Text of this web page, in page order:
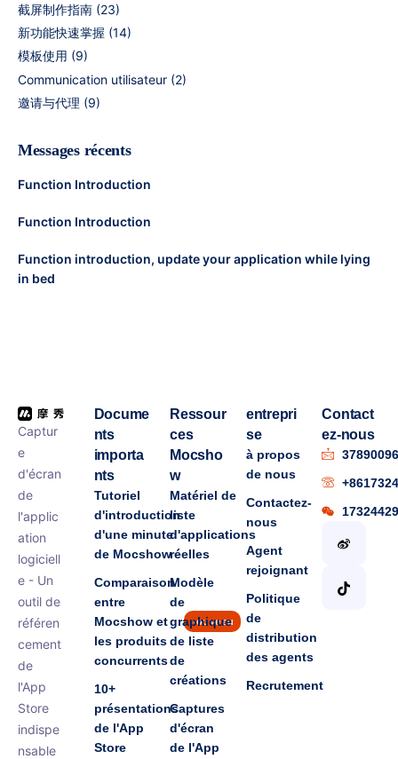
截屏制作指南 (23)
新功能快速掌握 (14)
模板使用 (9)
Communication utilisateur (2)
邀请与代理 (9)
Messages récents
Function Introduction
Function Introduction
Function introduction, update your application while lying
in bed
Captur
e
d'écran
de
l'applic
ation
logiciell
e - Un
outil de
référen
cement
de
l'App
Store
indispe
nsable
Docume
nts
importa
nts
Tutoriel
d'introduction
d'une minute
de Mocshow
Comparaison
entre
Mocshow et
les produits
concurrents
nouveau
10+
présentations
de l'App
Store
Ressour
ces
Mocsho
w
Matériel de
liste
d'applications
réelles
Modèle
de
graphique
de liste
de
créations
Captures
d'écran
de l'App
entrepri
se
à propos
de nous
Contactez-
nous
Agent
rejoignant
Politique
de
distribution
des agents
Recrutement
Contact
ez-nous